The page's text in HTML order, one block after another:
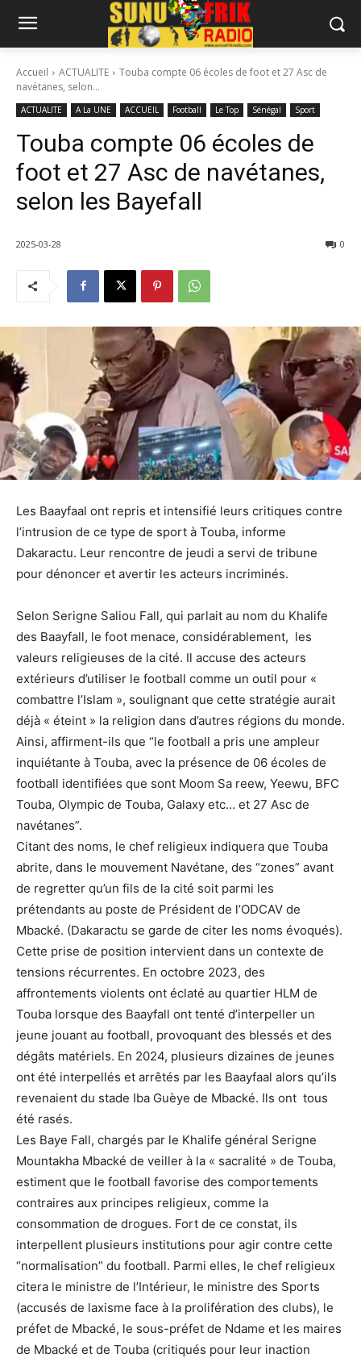
Accueil ACTUALITE
Touba compte 06 écoles de foot et 27 Asc de
navétanes, selon...
ACTUALITE A La UNE ACCUEIL Football Le Top Sénégal Sport
Touba compte 06 écoles de
foot et 27 Asc de navétanes,
selon les Bayefall
2025-03-28 0
Les Baayfaal ont repris et intensifié leurs critiques contre
l’intrusion de ce type de sport à Touba, informe
Dakaractu. Leur rencontre de jeudi a servi de tribune
pour dénoncer et avertir les acteurs incriminés.
Selon Serigne Saliou Fall, qui parlait au nom du Khalife
des Baayfall, le foot menace, considérablement, les
valeurs religieuses de la cité. Il accuse des acteurs
extérieurs d’utiliser le football comme un outil pour «
combattre l’Islam », soulignant que cette stratégie aurait
déjà « éteint » la religion dans d’autres régions du monde.
Ainsi, affirment-ils que “le football a pris une ampleur
inquiétante à Touba, avec la présence de 06 écoles de
football identifiées que sont Moom Sa reew, Yeewu, BFC
Touba, Olympic de Touba, Galaxy etc… et 27 Asc de
navétanes”.
Citant des noms, le chef religieux indiquera que Touba
abrite, dans le mouvement Navétane, des “zones” avant
de regretter qu’un fils de la cité soit parmi les
prétendants au poste de Président de l’ODCAV de
Mbacké. (Dakaractu se garde de citer les noms évoqués).
Cette prise de position intervient dans un contexte de
tensions récurrentes. En octobre 2023, des
affrontements violents ont éclaté au quartier HLM de
Touba lorsque des Baayfall ont tenté d’interpeller un
jeune jouant au football, provoquant des blessés et des
dégâts matériels. En 2024, plusieurs dizaines de jeunes
ont été interpellés et arrêtés par les Baayfaal alors qu’ils
revenaient du stade Iba Guèye de Mbacké. Ils ont tous
été rasés.
Les Baye Fall, chargés par le Khalife général Serigne
Mountakha Mbacké de veiller à la « sacralité » de Touba,
estiment que le football favorise des comportements
contraires aux principes religieux, comme la
consommation de drogues. Fort de ce constat, ils
interpellent plusieurs institutions pour agir contre cette
“normalisation” du football. Parmi elles, le chef religieux
citera le ministre de l’Intérieur, le ministre des Sports
(accusés de laxisme face à la prolifération des clubs), le
préfet de Mbacké, le sous-préfet de Ndame et les maires
de Mbacké et de Touba (critiqués pour leur inaction